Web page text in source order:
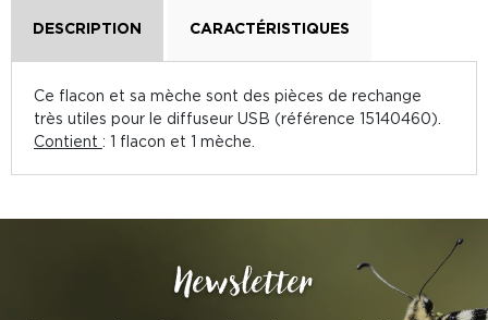
DESCRIPTION CARACTÉRISTIQUES
Ce flacon et sa mèche sont des pièces de rechange
très utiles pour le diffuseur USB (référence 15140460).
Contient : 1 flacon et 1 mèche.
Newsletter